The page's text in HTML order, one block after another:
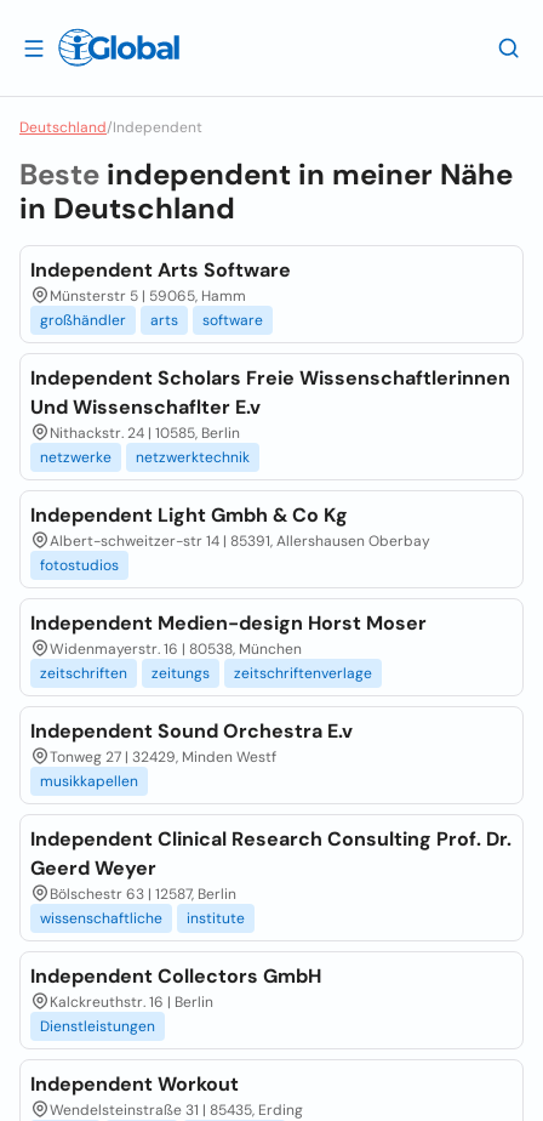
Deutschland/Independent
Beste independent in meiner Nähe
in Deutschland
Independent Arts Software
Münsterstr 5 | 59065, Hamm
großhändler
arts software
Independent Scholars Freie Wissenschaftlerinnen
Und Wissenschaflter E.v
Nithackstr. 24 | 10585, Berlin
netzwerke
netzwerktechnik
Independent Light Gmbh & Co Kg
Albert-schweitzer-str 14 | 85391, Allershausen Oberbay
fotostudios
Independent Medien-design Horst Moser
Widenmayerstr. 16 | 80538, München
zeitschriften
zeitungs zeitschriftenverlage
Independent Sound Orchestra E.v
Tonweg 27 | 32429, Minden Westf
musikkapellen
Independent Clinical Research Consulting Prof. Dr.
Geerd Weyer
Bölschestr 63 | 12587, Berlin
wissenschaftliche
institute
Independent Collectors GmbH
Kalckreuthstr. 16 | Berlin
Dienstleistungen
Independent Workout
Wendelsteinstraße 31 | 85435, Erding